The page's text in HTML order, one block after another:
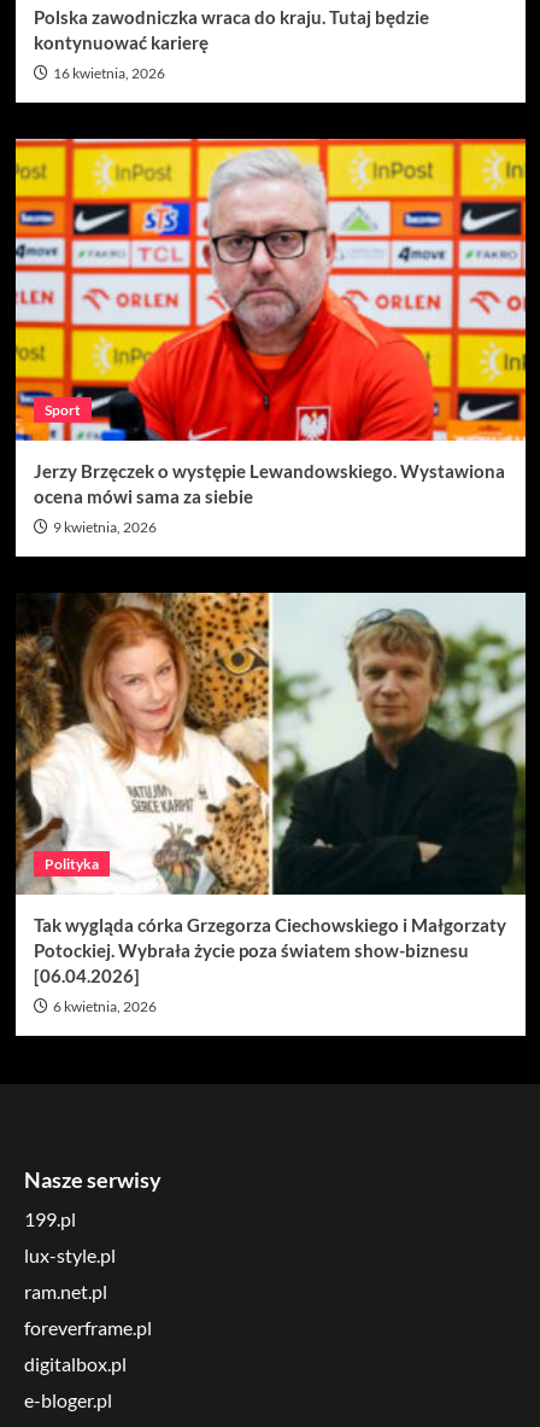
Polska zawodniczka wraca do kraju. Tutaj będzie
kontynuować karierę
16 kwietnia, 2026
Sport
Jerzy Brzęczek o występie Lewandowskiego. Wystawiona
ocena mówi sama za siebie
9 kwietnia, 2026
Polityka
Tak wygląda córka Grzegorza Ciechowskiego i Małgorzaty
Potockiej. Wybrała życie poza światem show-biznesu
[06.04.2026]
6 kwietnia, 2026
Nasze serwisy
199.pl
lux-style.pl
ram.net.pl
foreverframe.pl
digitalbox.pl
e-bloger.pl